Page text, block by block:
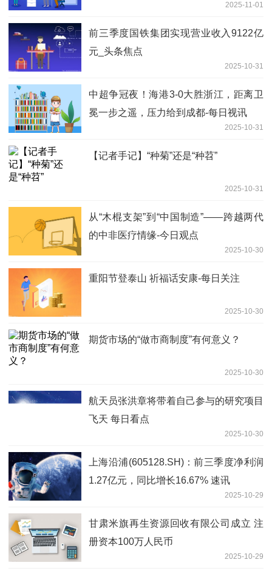
2025-11-01
前三季度国铁集团实现营业收入9122亿
元_头条焦点
2025-10-31
中超争冠夜！海港3-0大胜浙江，距离卫
冕一步之遥，压力给到成都-每日视讯
2025-10-31
【记者手记】“种菊”还是“种苕”
2025-10-31
从“木棍支架”到“中国制造”——跨越两代
的中非医疗情缘-今日观点
2025-10-30
重阳节登泰山 祈福话安康-每日关注
2025-10-30
期货市场的“做市商制度”有何意义？
2025-10-30
航天员张洪章将带着自己参与的研究项目
飞天 每日看点
2025-10-30
上海沿浦(605128.SH)：前三季度净利润
1.27亿元，同比增长16.67% 速讯
2025-10-29
甘肃米旗再生资源回收有限公司成立 注
册资本100万人民币
2025-10-29